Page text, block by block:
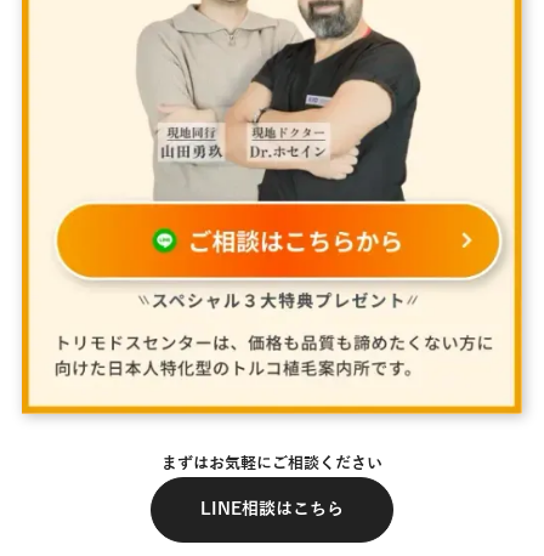
まずはお気軽にご相談ください
LINE相談はこちら